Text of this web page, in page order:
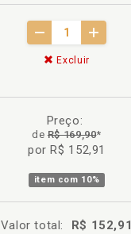
Excluir
Preço:
deR$ 169,90*
por R$ 152,91
item com 10%
Valor total: R$ 152,91